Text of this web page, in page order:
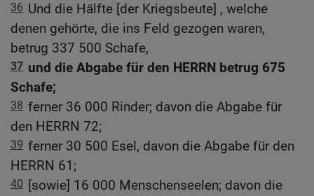
36 Und die Hälfte [der Kriegsbeute] , welche
denen gehörte, die ins Feld gezogen waren,
betrug 337 500 Schafe,
37 und die Abgabe für den HERRN betrug 675
Schafe;
38 ferner 36 000 Rinder; davon die Abgabe für
den HERRN 72;
39 ferner 30 500 Esel, davon die Abgabe für den
HERRN 61;
40 [sowie] 16 000 Menschenseelen; davon die